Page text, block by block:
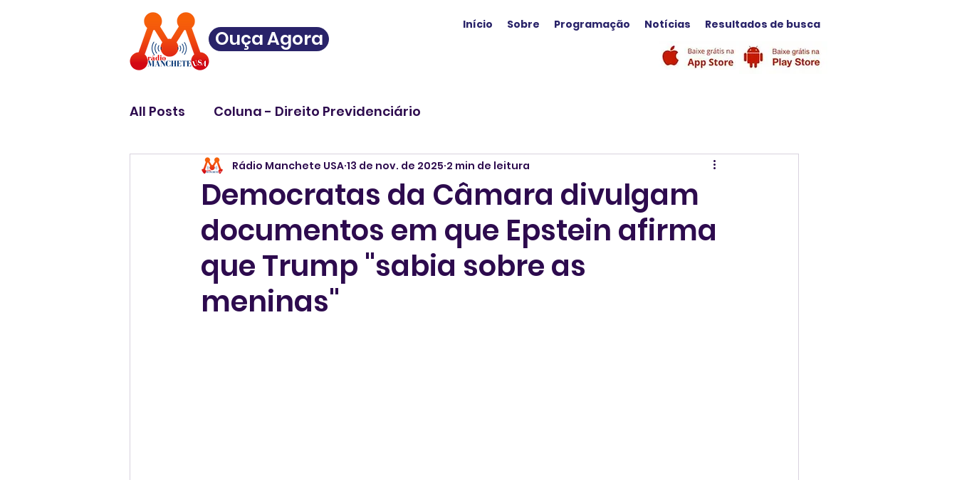
Ouça Agora
Início Sobre Programação Notícias Resultados de busca
All Posts Coluna - Direito Previdenciário
Democratas da Câmara divulgam
documentos em que Epstein afirma
que Trump "sabia sobre as
meninas"
Rádio Manchete USA 13 de nov. de 2025 2 min de leitura